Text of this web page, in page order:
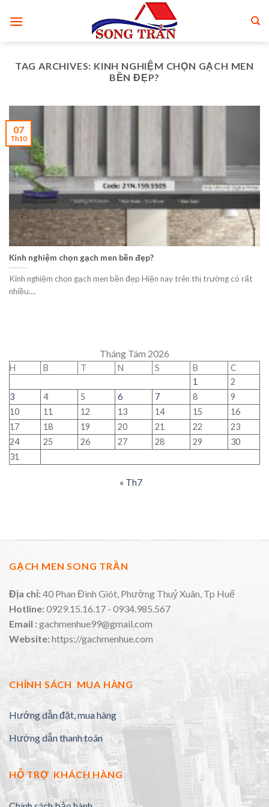
TAG ARCHIVES: KINH NGHIỆM CHỌN GẠCH MEN
BỀN ĐẸP?
Kinh nghiệm chọn gạch men bền đẹp?
Kinh nghiệm chọn gạch men bền đẹp Hiện nay trên thị trường có rất
nhiều....
07
Th10
Tháng Tám 2026
H B T N S B
C
1
2
3
4 5 6 7 8
9
10
11 12 13 14 15
16
17
18 19 20 21 22
23
24
25 26 27 28 29
30
31
« Th7
GẠCH MEN SONG TRẦN
Địa chỉ:40 Phan Đình Giót, Phường Thuỷ Xuân, Tp Huế
Hotline:0929.15.16.17 - 0934.985.567
Email :gachmenhue99@gmail.com
Website:https://gachmenhue.com
CHÍNH SÁCH MUA HÀNG
Hướng dẫn đặt, mua hàng
Hướng dẫn thanh toán
HỖ TRỢ KHÁCH HÀNG